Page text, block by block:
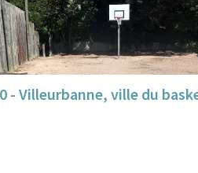
- Villeurbanne, ville du